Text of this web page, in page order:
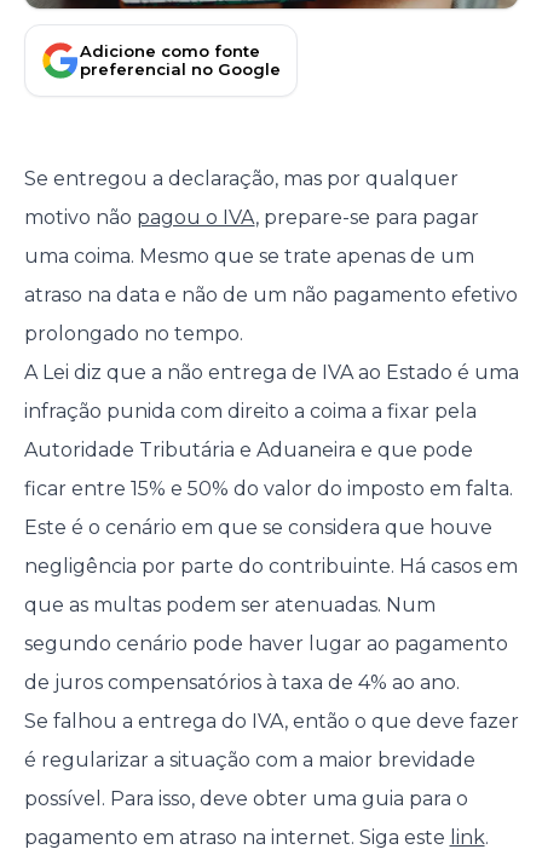
Adicione como fonte
preferencial no Google
Se entregou a declaração, mas por qualquer
motivo não pagou o IVA, prepare-se para pagar
uma coima. Mesmo que se trate apenas de um
atraso na data e não de um não pagamento efetivo
prolongado no tempo.
A Lei diz que a não entrega de IVA ao Estado é uma
infração punida com direito a coima a fixar pela
Autoridade Tributária e Aduaneira e que pode
ficar entre 15% e 50% do valor do imposto em falta.
Este é o cenário em que se considera que houve
negligência por parte do contribuinte. Há casos em
que as multas podem ser atenuadas. Num
segundo cenário pode haver lugar ao pagamento
de juros compensatórios à taxa de 4% ao ano.
Se falhou a entrega do IVA, então o que deve fazer
é regularizar a situação com a maior brevidade
possível. Para isso, deve obter uma guia para o
pagamento em atraso na internet. Siga este link.